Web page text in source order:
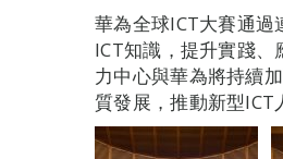
華為全球ICT大賽通
ICT知識，提升實踐
力中心與華為將持續
質發展，推動新型ICT